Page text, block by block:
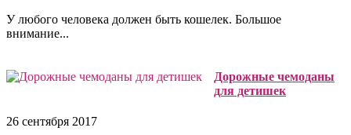
У любого человека должен быть кошелек. Большое
внимание...
Дорожные чемоданы
для детишек
26 сентября 2017